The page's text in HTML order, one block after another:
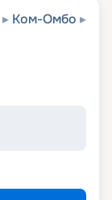
Ком-Омбо